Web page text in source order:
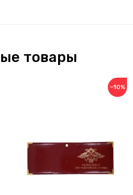
товары
−10%